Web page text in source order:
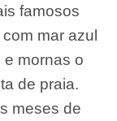
famosos
mar azul
mornas o
de praia.
meses de